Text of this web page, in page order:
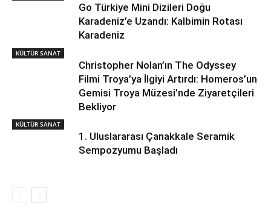
Go Türkiye Mini Dizileri Doğu
Karadeniz’e Uzandı: Kalbimin Rotası
Karadeniz
KÜLTÜR SANAT
Christopher Nolan’ın The Odyssey
Filmi Troya’ya İlgiyi Artırdı: Homeros’un
Gemisi Troya Müzesi’nde Ziyaretçileri
Bekliyor
KÜLTÜR SANAT
1. Uluslararası Çanakkale Seramik
Sempozyumu Başladı